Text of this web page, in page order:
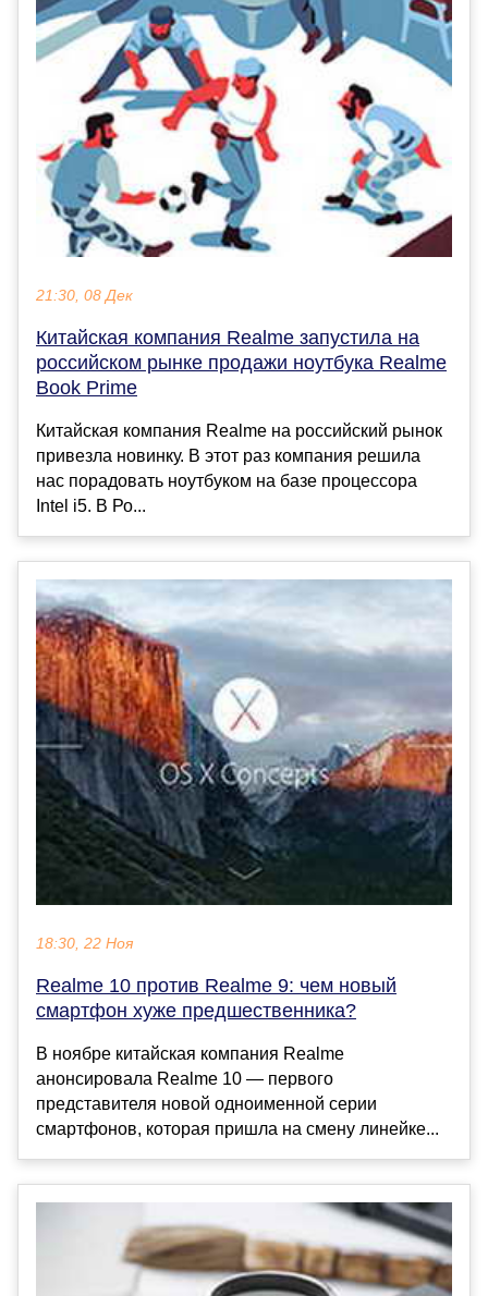
21:30, 08 Дек
Китайская компания Realme запустила на
российском рынке продажи ноутбука Realme
Book Prime
Китайская компания Realme на российский рынок
привезла новинку. В этот раз компания решила
нас порадовать ноутбуком на базе процессора
Intel i5. В Ро...
18:30, 22 Ноя
Realme 10 против Realme 9: чем новый
смартфон хуже предшественника?
В ноябре китайская компания Realme
анонсировала Realme 10 — первого
представителя новой одноименной серии
смартфонов, которая пришла на смену линейке...